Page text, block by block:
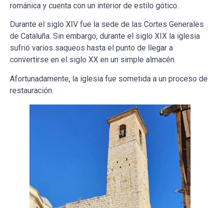
románica y cuenta con un interior de estilo gótico.
Durante el siglo XIV fue la sede de las Cortes Generales
de Cataluña. Sin embargo, durante el siglo XIX la iglesia
sufrió varios saqueos hasta el punto de llegar a
convertirse en el siglo XX en un simple almacén.
Afortunadamente, la iglesia fue sometida a un proceso de
restauración.